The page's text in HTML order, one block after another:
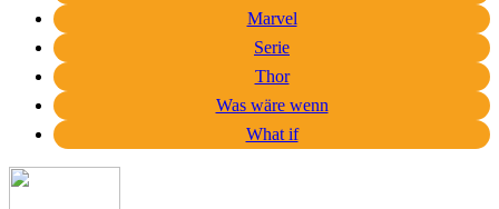
Marvel
Serie
Thor
Was wäre wenn
What if